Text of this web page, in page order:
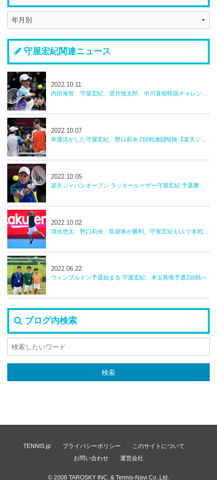
守屋宏紀関連ニュース
内田海智、守屋宏紀、望月慎太郎、中川直樹韓国チャレンジャー
2022.10.11
幸運活かした守屋宏紀、野口莉央 2回戦激闘惜敗【楽天ジャパンオープン】
2022.10.07
楽天ジャパンオープン ラッキールーザー守屋宏紀 予選勝者野口莉央 勝利 2回戦へ
2022.10.05
清水悠太、野口莉央、島袋将が勝利。守屋宏紀もLLで本戦へ！【楽天ジャパンオープンテニス】
2022.10.02
ウィンブルドン予選始まる 守屋宏紀、本玉真唯予選2回戦へ
2022.06.22
ブログ内検索
TENNIS.jp プライバシーポリシー
このサイトについて
お問い合わせ
運営会社
© 2006 TAROSKY INC. & Tennis-Navi Co.,Ltd.